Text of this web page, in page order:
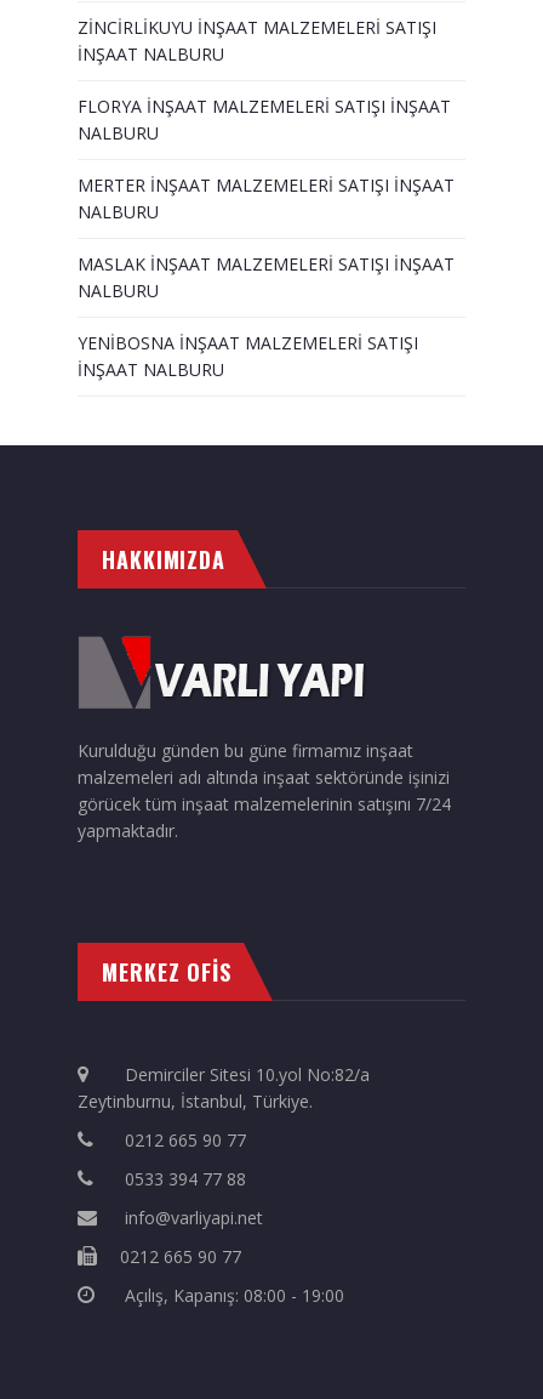
ZİNCİRLİKUYU İNŞAAT MALZEMELERİ SATIŞI
İNŞAAT NALBURU
FLORYA İNŞAAT MALZEMELERİ SATIŞI İNŞAAT
NALBURU
MERTER İNŞAAT MALZEMELERİ SATIŞI İNŞAAT
NALBURU
MASLAK İNŞAAT MALZEMELERİ SATIŞI İNŞAAT
NALBURU
YENİBOSNA İNŞAAT MALZEMELERİ SATIŞI
İNŞAAT NALBURU
HAKKIMIZDA
Kurulduğu günden bu güne firmamız inşaat
malzemeleri adı altında inşaat sektöründe işinizi
görücek tüm inşaat malzemelerinin satışını 7/24
yapmaktadır.
MERKEZ OFİS
Demirciler Sitesi 10.yol No:82/a
Zeytinburnu, İstanbul, Türkiye.
0212 665 90 77
0533 394 77 88
info@varliyapi.net
0212 665 90 77
Açılış, Kapanış: 08:00 - 19:00